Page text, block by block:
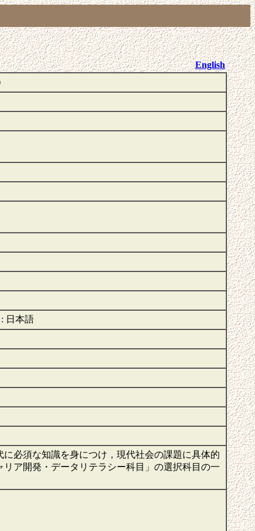
English
: 日本語
必須な知識を身につけ，現代社会の課題に具体的
ア開発・データリテラシー科目」の選択科目の一